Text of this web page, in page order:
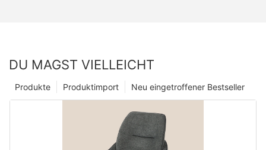
DU MAGST VIELLEICHT
Neu eingetroffener Bestseller
Produktimport
Produkte